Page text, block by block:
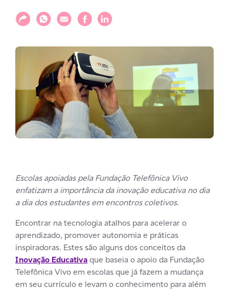
Compartilhar
Compartilhar via WhatsApp
Compartilhar via E-mail
Compartilhar via Facebook
Compartilhar via LinkedIn
Escolas apoiadas pela Fundação Telefônica Vivo
enfatizam a importância da inovação educativa no dia
a dia dos estudantes em encontros coletivos.
Encontrar na tecnologia atalhos para acelerar o
aprendizado, promover autonomia e práticas
inspiradoras. Estes são alguns dos conceitos da
Inovação Educativaque baseia o apoio da Fundação
Telefônica Vivo em escolas que já fazem a mudança
em seu currículo e levam o conhecimento para além